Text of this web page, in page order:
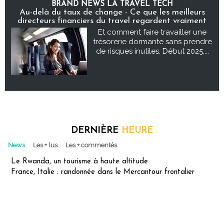
BRAND NEWS LA TRAVEL TECH
Au-delà du taux de change - Ce que les meilleurs
directeurs financiers du travel regardent vraiment
Et comment faire travailler une
trésorerie dormante sans prendre
de risques inutiles. Début 2025,...
DERNIÈRE HEURE
News Les + lus Les + commentés
Le Rwanda, un tourisme à haute altitude
France, Italie : randonnée dans le Mercantour frontalier